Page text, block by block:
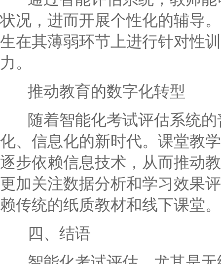
状况，进而开展个性化的辅导
生在其薄弱环节上进行针对性
力。
推动教育的数字化转型
随着智能化考试评估系统的
化、信息化的新时代。课堂教
逐步依赖信息技术，从而推动
更加关注数据分析和学习效果
赖传统的纸质教材和线下课堂。
四、结语